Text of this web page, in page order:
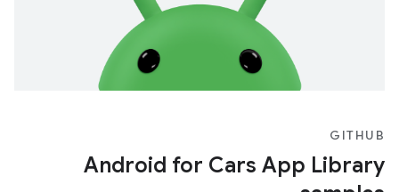
GITHUB
Android for Cars App Library